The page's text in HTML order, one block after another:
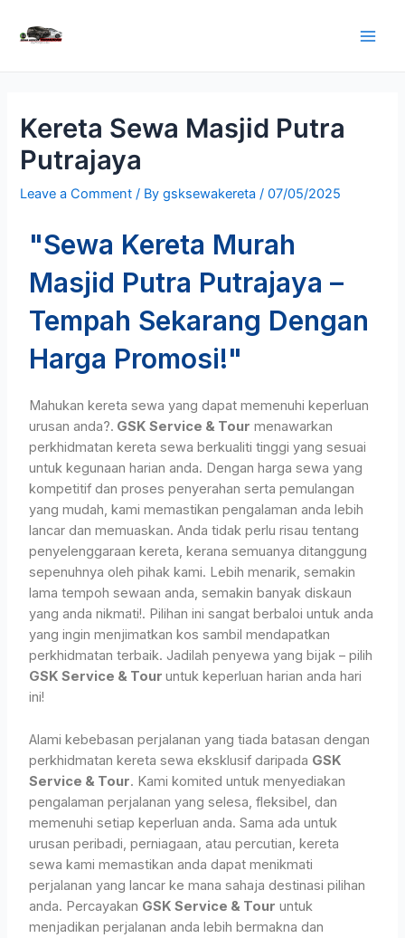
Kereta Sewa Masjid Putra
Putrajaya
Leave a Comment / Bygsksewakereta /07/05/2025
"Sewa Kereta Murah
Masjid Putra Putrajaya –
Tempah Sekarang Dengan
Harga Promosi!"
Mahukan kereta sewa yang dapat memenuhi keperluan
urusan anda?. GSK Service & Tour menawarkan
perkhidmatan kereta sewa berkualiti tinggi yang sesuai
untuk kegunaan harian anda. Dengan harga sewa yang
kompetitif dan proses penyerahan serta pemulangan
yang mudah, kami memastikan pengalaman anda lebih
lancar dan memuaskan. Anda tidak perlu risau tentang
penyelenggaraan kereta, kerana semuanya ditanggung
sepenuhnya oleh pihak kami. Lebih menarik, semakin
lama tempoh sewaan anda, semakin banyak diskaun
yang anda nikmati!. Pilihan ini sangat berbaloi untuk anda
yang ingin menjimatkan kos sambil mendapatkan
perkhidmatan terbaik. Jadilah penyewa yang bijak – pilih
GSK Service & Touruntuk keperluan harian anda hari
ini!
Alami kebebasan perjalanan yang tiada batasan dengan
perkhidmatan kereta sewa eksklusif daripada GSK
Service & Tour. Kami komited untuk menyediakan
pengalaman perjalanan yang selesa, fleksibel, dan
memenuhi setiap keperluan anda. Sama ada untuk
urusan peribadi, perniagaan, atau percutian, kereta
sewa kami memastikan anda dapat menikmati
perjalanan yang lancar ke mana sahaja destinasi pilihan
anda. Percayakan GSK Service & Tour untuk
menjadikan perjalanan anda lebih bermakna dan